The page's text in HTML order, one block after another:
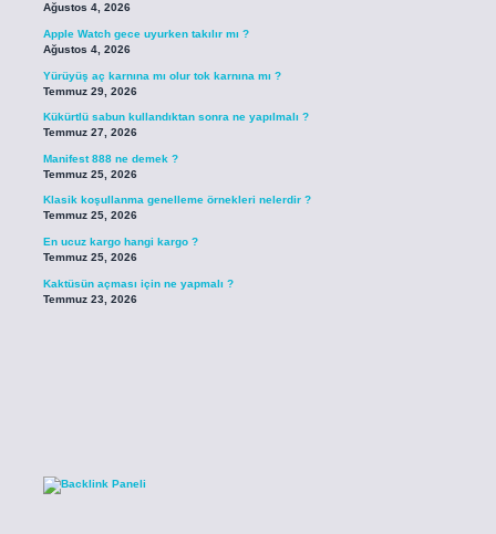
Ağustos 4, 2026
Apple Watch gece uyurken takılır mı ?
Ağustos 4, 2026
Yürüyüş aç karnına mı olur tok karnına mı ?
Temmuz 29, 2026
Kükürtlü sabun kullandıktan sonra ne yapılmalı ?
Temmuz 27, 2026
Manifest 888 ne demek ?
Temmuz 25, 2026
Klasik koşullanma genelleme örnekleri nelerdir ?
Temmuz 25, 2026
En ucuz kargo hangi kargo ?
Temmuz 25, 2026
Kaktüsün açması için ne yapmalı ?
Temmuz 23, 2026